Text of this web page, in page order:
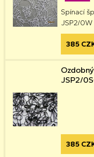
Spínací
JSP2/0W
385
JSP2/
385